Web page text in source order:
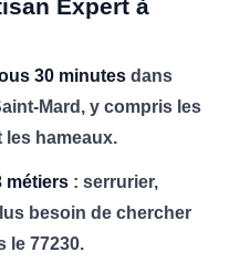
Expert à
30 minutes dans
Mard, y compris les
hameaux.
métiers : serrurier,
besoin de chercher
le 77230.